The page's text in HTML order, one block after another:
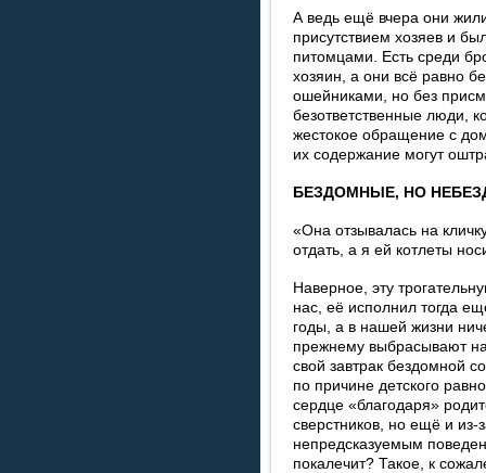
А ведь ещё вчера они
присутствием хозяев и
питомцами. Есть среди
хозяин, а они всё равно
ошейниками, но без
безответственные люди,
жестокое обращение с
их содержание могут
БЕЗДОМНЫЕ, НО
«Она отзывалась на
отдать, а я ей котлеты
Наверное, эту
нас, её исполнил тогда
годы, а в нашей жизни
прежнему выбрасывают
свой завтрак бездомной
по причине детского
сердце «благодаря»
сверстников, но ещё и из-
непредсказуемым
покалечит? Такое, к